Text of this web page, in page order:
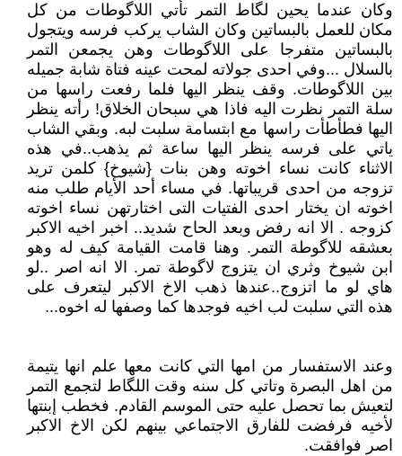
وكان عندما يحين لگاط التمر تأتي اللاگوطات من كل
مكان للعمل بالبساتين وكان الشاب يركب فرسه ويتجول
بالبساتين متفرجا على اللاگوطات وهن يجمعن التمر
بالسلال ...وفي احدى جولاته لمحت عينه فتاة شابة جميله
بين اللاگوطات. وقف ينظر اليها فلما رفعت راسها من
سلة التمر نظرت اليه فاذا هي سبحان الخلاق! رأته ينظر
اليها فطأطأت راسها مع ابتسامة سلبت لبه. وبقي الشاب
ياتي على فرسه ينظر اليها ساعة ثم يذهب..في هذه
الاثناء كانت نساء اخوته وهن بنات {شيوخ} كلمن تريد
تزوجه من احدى قريباتها. في مساء أحد الأيام طلب منه
اخوته ان يختار احدى الفتيات التى اختارتهن نساء اخوته
كزوجه . الا انه رفض وبعد الحاح شديد.. اخبر اخيه الاكبر
بعشقه للاگوطة التمر. وهنا قامت القيامة كيف له وهو
ابن شيوخ وثري ان يتزوج لاگوطة تمر. الا انه اصر ..لو
هاي لو ما اتزوج..عندها ذهب الاخ الاكبر ليتعرف على
هذه التي سلبت لب اخيه فوجدها كما وصفها له اخوه...
وعند الاستفسار من امها التي كانت معها علم انها يتيمة
من اهل البصرة وتاتي كل سنه وقت اللگاط لتجمع التمر
لتعيش بما تحصل عليه حتى الموسم القادم. فخطب إبنتها
لأخيه فرفضت للفارق الاجتماعي بينهم لكن الاخ الاكبر
اصر فوافقت.